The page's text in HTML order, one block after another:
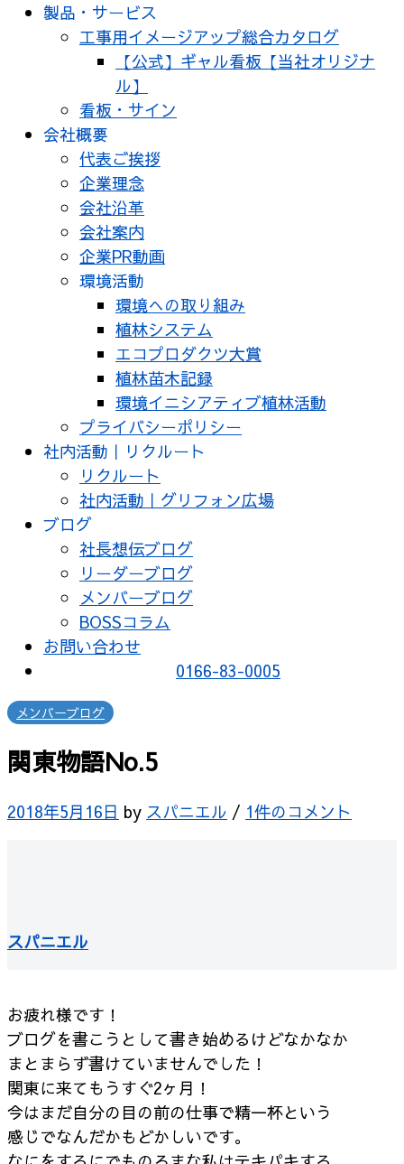
製品・サービス
工事用イメージアップ総合カタログ
【公式】ギャル看板【当社オリジナ
ル】
看板・サイン
会社概要
代表ご挨拶
企業理念
会社沿革
会社案内
企業PR動画
環境活動
環境への取り組み
植林システム
エコプロダクツ大賞
植林苗木記録
環境イニシアティブ植林活動
プライバシーポリシー
社内活動｜リクルート
リクルート
社内活動｜グリフォン広場
ブログ
社長想伝ブログ
リーダーブログ
メンバーブログ
BOSSコラム
お問い合わせ
0166-83-0005
メンバーブログ
関東物語No.5
2018年5月16日 by スパニエル / 1件のコメント
スパニエル
お疲れ様です！
ブログを書こうとして書き始めるけどなかなか
まとまらず書けていませんでした！
関東に来てもうすぐ2ヶ月！
今はまだ自分の目の前の仕事で精一杯という
感じでなんだかもどかしいです。